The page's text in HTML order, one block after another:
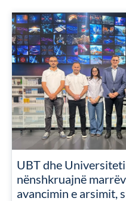
UBT dhe
nënshkruajnë
avancimin e arsimit,